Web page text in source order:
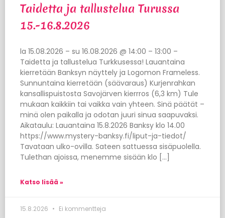
Taidetta ja tallustelua Turussa
15.-16.8.2026
la 15.08.2026 – su 16.08.2026 @ 14:00 – 13:00 –
Taidetta ja tallustelua Turkkusessa! Lauantaina
kierretään Banksyn näyttely ja Logomon Frameless.
Sunnuntaina kierretään (säävaraus) Kurjenrahkan
kansallispuistosta Savojärven kierrros (6,3 km) Tule
mukaan kaikkiin tai vaikka vain yhteen. Sinä päätät –
minä olen paikalla ja odotan juuri sinua saapuvaksi.
Aikataulu: Lauantaina 15.8.2026 Banksy klo 14.00
https://www.mystery-banksy.fi/liput-ja-tiedot/
Tavataan ulko-ovilla. Sateen sattuessa sisäpuolella.
Tulethan ajoissa, menemme sisään klo […]
Katso lisää »
15.8.2026 Ei kommentteja